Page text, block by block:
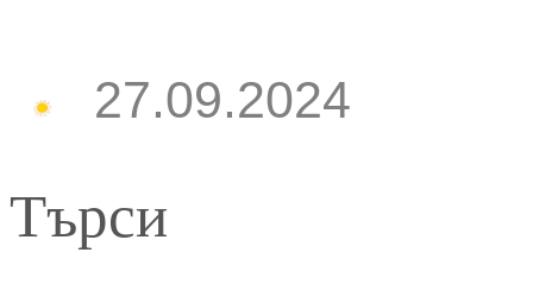
27.09.2024
Търси